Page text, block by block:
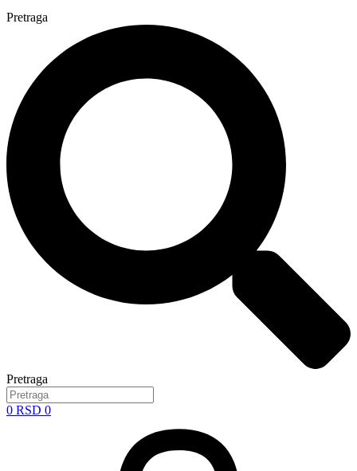
Pretraga
Pretraga
0 RSD 0